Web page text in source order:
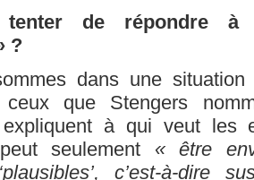
tenter de répondre à
?
dans une
ceux que Stengers
à qui veut les
seulement « être
c’est-à-dire